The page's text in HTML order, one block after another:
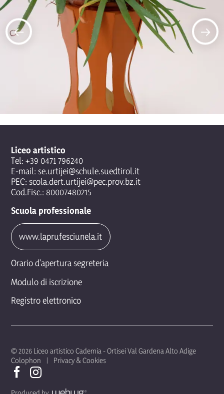
Liceo artistico
Tel: +39 0471 796240
E-mail: se.urtijei@schule.suedtirol.it
PEC: scola.dert.urtijei@pec.prov.bz.it
Cod.Fisc.: 80007480215
Scuola professionale
www.laprufesciunela.it
Orario d'apertura segreteria
Modulo di iscrizione
Registro elettronico
© 2026 Liceo artistico Cademia - Ortisei Val Gardena Alto Adige
Colophon
Privacy & Cookies